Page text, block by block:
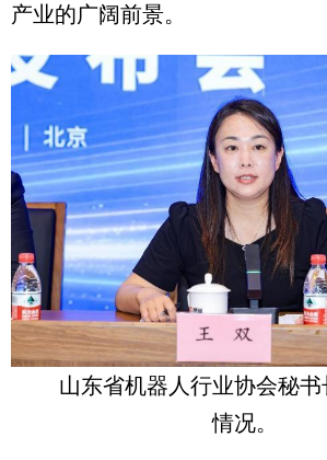
产业的广阔前景。
山东省机器人行业协会秘
情况。